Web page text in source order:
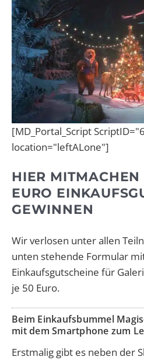
[MD_Portal_Script
location="leftALone"]
HIER
EURO
GEWINNEN
Wir verlosen unter allen
unten stehende Formular
Einkaufsgutscheine für
je 50 Euro.
Beim Einkaufsbummel
mit dem Smartphone zum
Erstmalig gibt es neben der